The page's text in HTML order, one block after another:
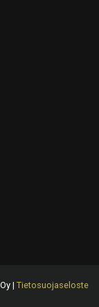
| Tietosuojaseloste